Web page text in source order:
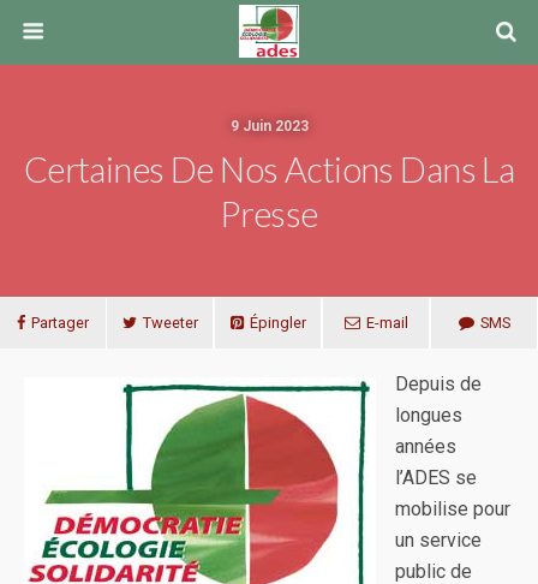
9 Juin 2023
Certaines De Nos Actions Dans La
Presse
Partager Tweeter Épingler E-mail SMS
Depuis de
longues
années
l’ADES se
mobilise pour
un service
public de